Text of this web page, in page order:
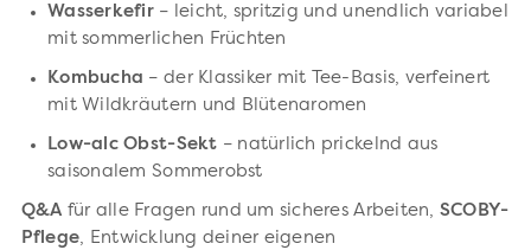
Wasserkefir – leicht, spritzig und unendlich variabel
mit sommerlichen Früchten
Kombucha – der Klassiker mit Tee-Basis, verfeinert
mit Wildkräutern und Blütenaromen
Low-alc Obst-Sekt – natürlich prickelnd aus
saisonalem Sommerobst
Q&A für alle Fragen rund um sicheres Arbeiten, SCOBY-
Pflege, Entwicklung deiner eigenen